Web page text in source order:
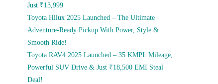
Just ₹13,999
Toyota Hilux 2025 Launched – The Ultimate
Adventure-Ready Pickup With Power, Style &
Smooth Ride!
Toyota RAV4 2025 Launched – 35 KMPL Mileage,
Powerful SUV Drive & Just ₹18,500 EMI Steal
Deal!